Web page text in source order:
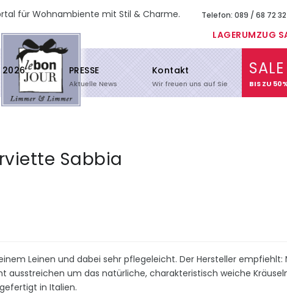
für Wohnambiente mit Stil & Charme. Telefon: 089 / 68 72 32
LAGERUMZUG
2026 PRESSE
Aktuelle News
Kontakt
Wir freuen uns auf Sie
SALE
BIS ZU
Sabbia
Leinen und dabei sehr pflegeleicht. Der Hersteller empfiehlt:
ausstreichen um das natürliche, charakteristisch weiche
in Italien.